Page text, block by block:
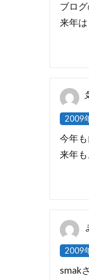
ブロ
来年
2009
今年
来年も
2009
smak